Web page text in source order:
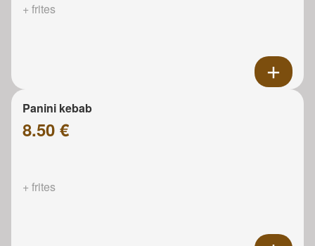
+ frites
Panini kebab
8.50 €
+ frites